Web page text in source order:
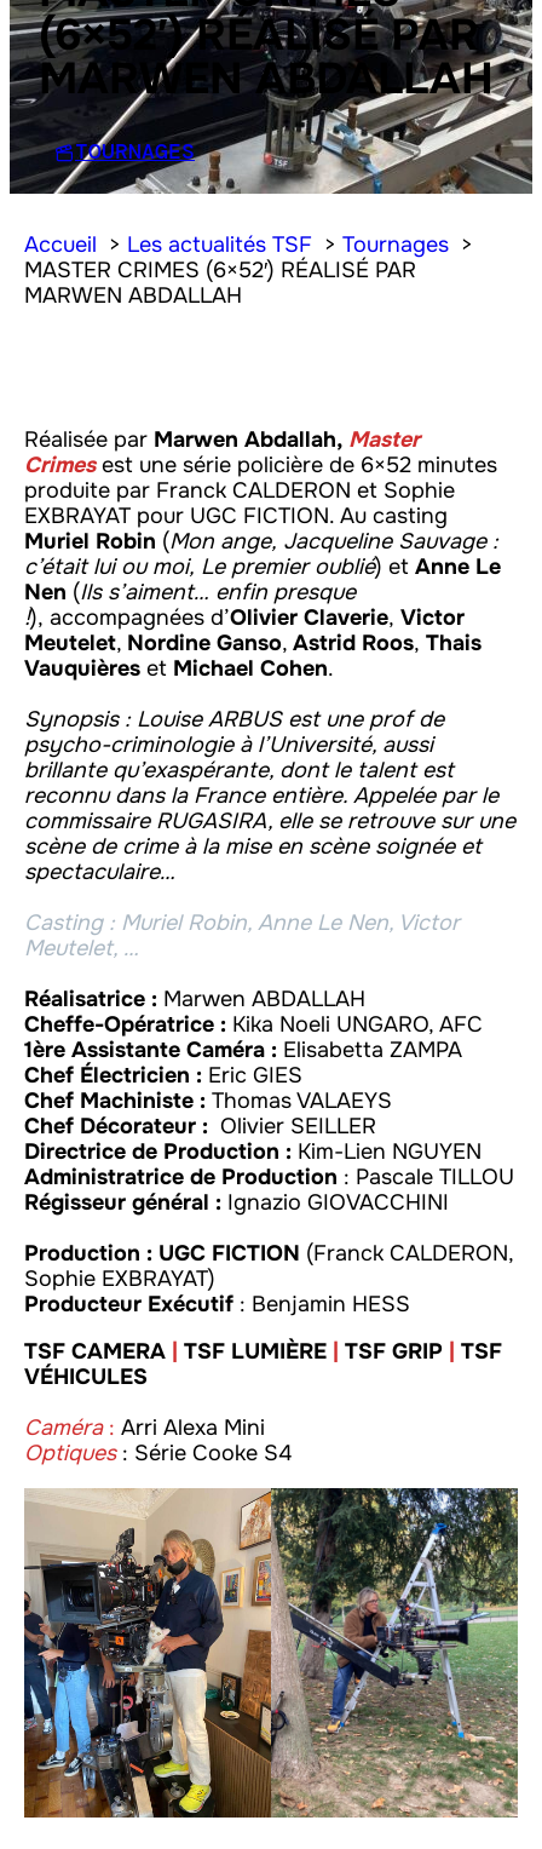
(6×52′) RÉALISÉ PAR
MARWEN ABDALLAH
TOURNAGES
Accueil Les actualités TSF
Tournages
MASTER CRIMES (6×52′) RÉALISÉ PAR
MARWEN ABDALLAH
Réalisée par Marwen Abdallah, Master
Crimes est une série policière de 6×52 minutes
produite par Franck CALDERON et Sophie
EXBRAYAT pour UGC FICTION. Au casting
Muriel Robin (Mon ange, Jacqueline Sauvage :
c’était lui ou moi, Le premier oublié) et Anne Le
Nen (Ils s’aiment… enfin presque
!), accompagnées d’Olivier Claverie, Victor
Meutelet, Nordine Ganso, Astrid Roos, Thais
Vauquières et Michael Cohen.
Synopsis : Louise ARBUS est une prof de
psycho-criminologie à l’Université, aussi
brillante qu’exaspérante, dont le talent est
reconnu dans la France entière. Appelée par le
commissaire RUGASIRA, elle se retrouve sur une
scène de crime à la mise en scène soignée et
spectaculaire…
Casting : Muriel Robin, Anne Le Nen, Victor
Meutelet, …
Réalisatrice : Marwen ABDALLAH
Cheffe-Opératrice : Kika Noeli UNGARO, AFC
1ère Assistante Caméra : Elisabetta ZAMPA
Chef Électricien : Eric GIES
Chef Machiniste : Thomas VALAEYS
Chef Décorateur : Olivier SEILLER
Directrice de Production : Kim-Lien NGUYEN
Administratrice de Production : Pascale TILLOU
Régisseur général : Ignazio GIOVACCHINI
Production : UGC FICTION (Franck CALDERON,
Sophie EXBRAYAT)
Producteur Exécutif : Benjamin HESS
TSF CAMERA
TSF LUMIÈRE TSF GRIP
TSF
VÉHICULES
Caméra: Arri Alexa Mini
Optiques: Série Cooke S4